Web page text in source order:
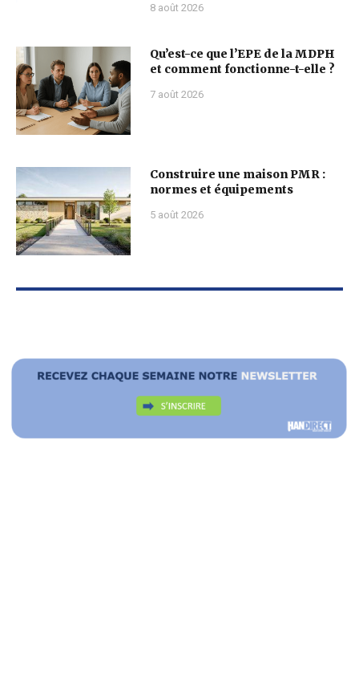
8 août 2026
Qu’est-ce que l’EPE de la MDPH
et comment fonctionne-t-elle ?
7 août 2026
Construire une maison PMR :
normes et équipements
5 août 2026